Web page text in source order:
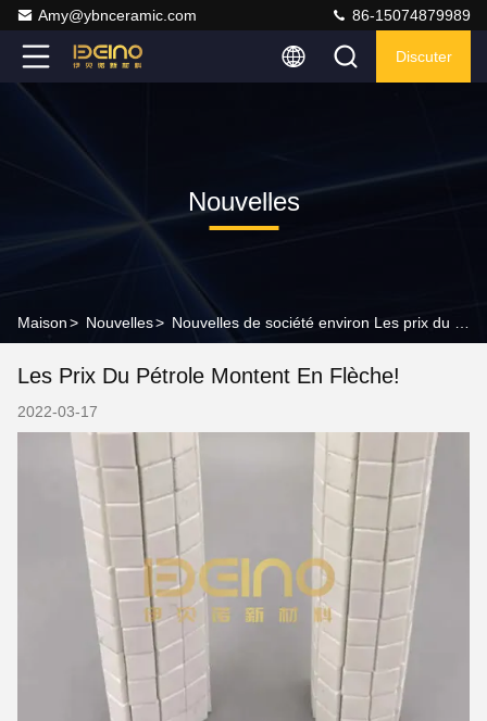
Amy@ybnceramic.com 86-15074879989
Discuter
Nouvelles
Maison> Nouvelles>
Les Prix Du Pétrole Montent En Flèche!
2022-03-17